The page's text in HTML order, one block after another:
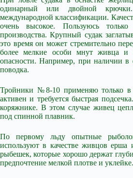
одинарный или двойной
международной классификации.
очень высокое. Пользуюсь
производства. Крупный судак
это время он может стремительно
более мелкие особи мнут живца и
опасности. Например, при наличии в
поводка.
Тройники №8-10 применяю только в
активен и требуется быстрая
коряжнике. В этом случае живец
под спинной плавник.
По первому льду опытные
используют в качестве живцов ерша
рыбешек, которые хорошо держат
предпочтение мелкой плотве и уклейке.